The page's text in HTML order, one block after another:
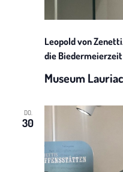
Leopold von
die Biedermeierzeit
Museum
DO.
30